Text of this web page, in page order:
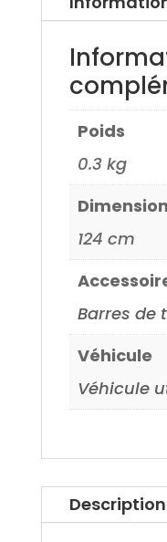
Venga
Hyundai
IX20
Daihatsu
Materia
06>
Poids
0.3 kg
124 cm
Barres de
Véhicule
Véhicule
Description